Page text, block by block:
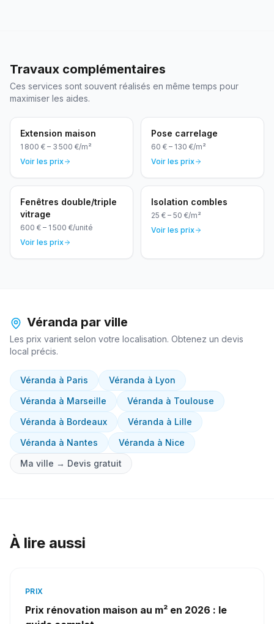
Travaux complémentaires
Ces services sont souvent réalisés en même temps pour
maximiser les aides.
Extension maison
1 800 € – 3 500 €/m²
Voir les prix
Pose carrelage
60 € – 130 €/m²
Voir les prix
Fenêtres double/triple
vitrage
600 € – 1 500 €/unité
Voir les prix
Isolation combles
25 € – 50 €/m²
Voir les prix
Véranda par ville
Les prix varient selon votre localisation. Obtenez un devis
local précis.
Véranda à Paris Véranda à Lyon
Véranda à Marseille Véranda à Toulouse
Véranda à Bordeaux Véranda à Lille
Véranda à Nantes Véranda à Nice
Ma ville → Devis gratuit
À lire aussi
PRIX
Prix rénovation maison au m² en 2026 : le